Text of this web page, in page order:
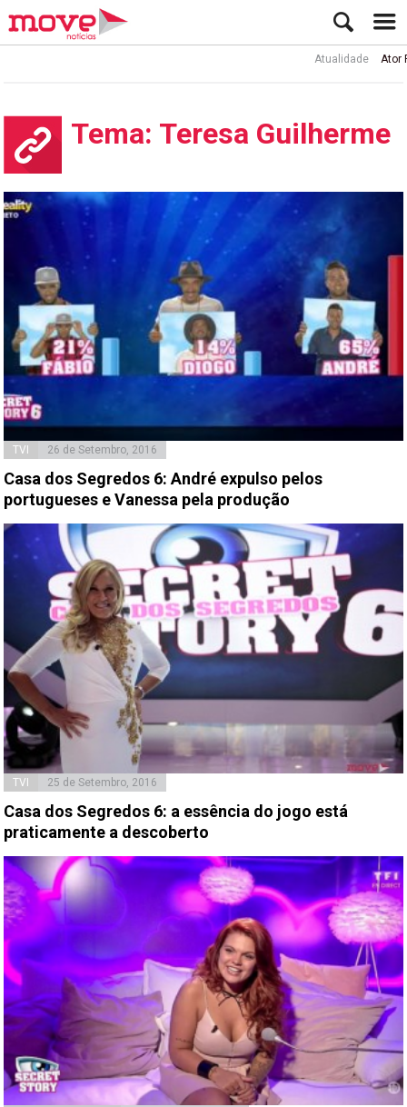
Ator Rui de Sá
Tema: Teresa Guilherme
TVI 26 de Setembro, 2016
Casa dos Segredos 6: André expulso pelos
portugueses e Vanessa pela produção
TVI 25 de Setembro, 2016
Casa dos Segredos 6: a essência do jogo está
praticamente a descoberto